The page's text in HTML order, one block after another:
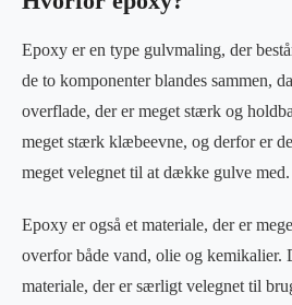
Epoxy er en type gulvmaling, der
de to komponenter blandes sammen,
overflade, der er meget stærk og
meget stærk klæbeevne, og derfor er
meget velegnet til at dække gulve med.
Epoxy er også et materiale, der er
overfor både vand, olie og kemikalier.
materiale, der er særligt velegnet til